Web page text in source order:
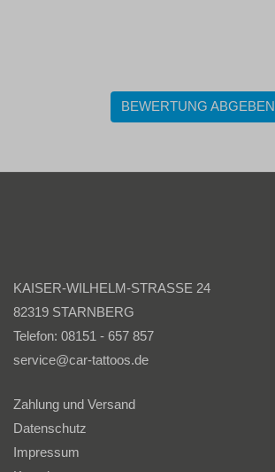
BEWERTUNG ABGEBEN
KAISER-WILHELM-STRASSE 24
82319 STARNBERG
Telefon: 08151 - 657 857
service@car-tattoos.de
Zahlung und Versand
Datenschutz
Impressum